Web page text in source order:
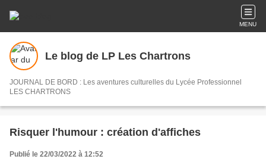
MENU
Le blog de LP Les Chartrons
JOURNAL DE BORD : Les aventures culturelles du Lycée Professionnel
LES CHARTRONS
Risquer l'humour : création d'affiches
Publié le 22/03/2022 à 12:52